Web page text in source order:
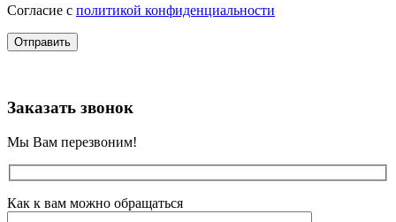
Согласие с политикой конфиденциальности
Заказать звонок
Мы Вам перезвоним!
Как к вам можно обращаться